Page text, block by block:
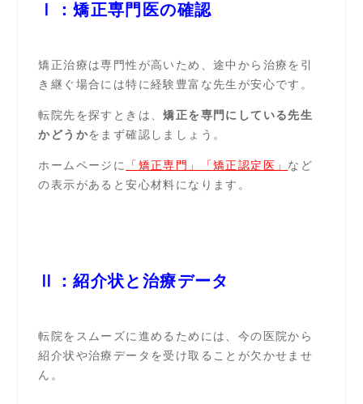
Ⅰ：矯正専門医の確認
矯正治療は専門性が高いため、途中から治療を引
き継ぐ場合には特に経験豊富な先生が安心です。
転院先を探すときは、矯正を専門にしている先生
かどうかをまず確認しましょう。
ホームページに 「矯正専門」「矯正認定医」 など
の表示があると安心材料になります。
Ⅱ：紹介状と治療データ
転院をスムーズに進めるためには、今の医院から
紹介状や治療データを受け取ることが欠かせませ
ん。